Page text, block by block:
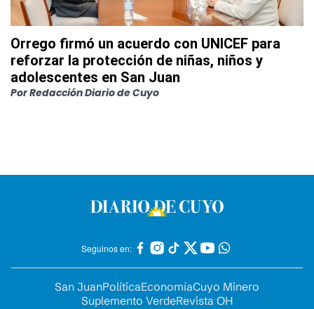
Orrego firmó un acuerdo con UNICEF para
reforzar la protección de niñas, niños y
adolescentes en San Juan
PorRedacción Diario de Cuyo
Seguinos en:
San JuanPolíticaEconomíaCuyo Minero
Suplemento VerdeRevista OH